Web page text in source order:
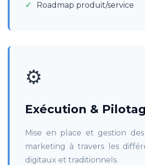
Roadmap produit/service
⚙️
Exécution &
Mise en place et gestion
marketing à travers les
digitaux et traditionnels.